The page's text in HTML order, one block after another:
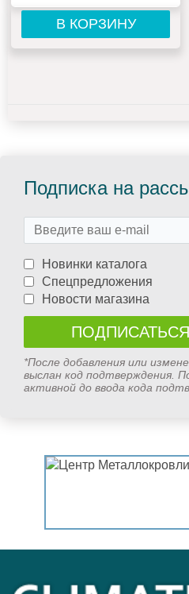
В КОРЗИНУ
Подписка на
Новинки каталога
Спецпредложения
Новости магазина
*После добавления или
выслан код подтверждения.
активной до ввода кода